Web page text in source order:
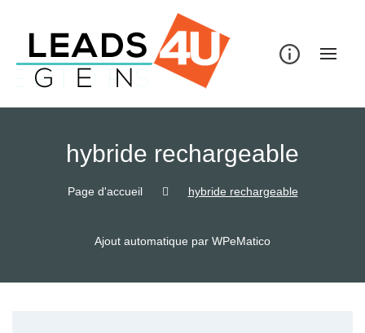
hybride rechargeable
Page d'accueil hybride rechargeable
Ajout automatique par WPeMatico